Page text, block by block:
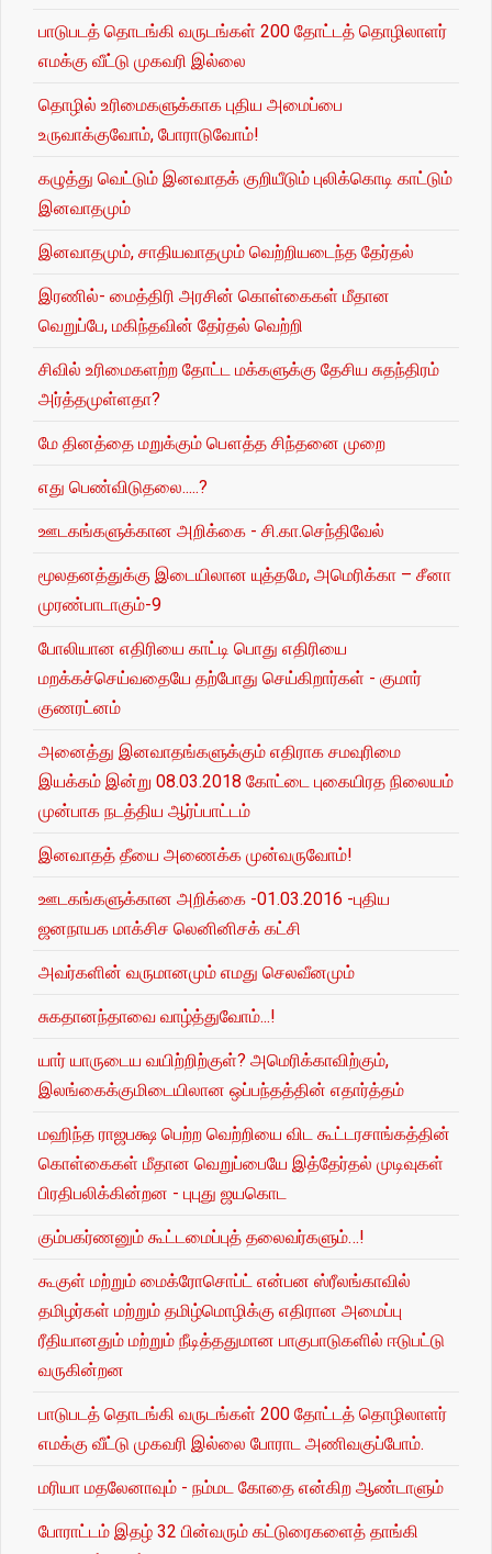
பாடுபடத் தொடங்கி வருடங்கள் 200 தோட்டத் தொழிலாளர்
எமக்கு வீட்டு முகவரி இல்லை
தொழில் உரிமைகளுக்காக புதிய அமைப்பை
உருவாக்குவோம், போராடுவோம்!
கழுத்து வெட்டும் இனவாதக் குறியீடும் புலிக்கொடி காட்டும்
இனவாதமும்
இனவாதமும், சாதியவாதமும் வெற்றியடைந்த தேர்தல்
இரணில்- மைத்திரி அரசின் கொள்கைகள் மீதான
வெறுப்பே, மகிந்தவின் தேர்தல் வெற்றி
சிவில் உரிமைகளற்ற தோட்ட மக்களுக்கு தேசிய சுதந்திரம்
அர்த்தமுள்ளதா?
மே தினத்தை மறுக்கும் பௌத்த சிந்தனை முறை
எது பெண்விடுதலை.....?
ஊடகங்களுக்கான அறிக்கை - சி.கா.செந்திவேல்
மூலதனத்துக்கு இடையிலான யுத்தமே, அமெரிக்கா – சீனா
முரண்பாடாகும்-9
போலியான எதிரியை காட்டி பொது எதிரியை
மறக்கச்செய்வதையே தற்போது செய்கிறார்கள் - குமார்
குணரட்னம்
அனைத்து இனவாதங்களுக்கும் எதிராக சமவுரிமை
இயக்கம் இன்று 08.03.2018 கோட்டை புகையிரத நிலையம்
முன்பாக நடத்திய ஆர்ப்பாட்டம்
இனவாதத் தீயை அணைக்க முன்வருவோம்!
ஊடகங்களுக்கான அறிக்கை -01.03.2016 -புதிய
ஜனநாயக மாக்சிச லெனினிசக் கட்சி
அவர்களின் வருமானமும் எமது செலவீனமும்
சுகதானந்தாவை வாழ்த்துவோம்...!
யார் யாருடைய வயிற்றிற்குள்? அமெரிக்காவிற்கும்,
இலங்கைக்குமிடையிலான ஒப்பந்தத்தின் எதார்த்தம்
மஹிந்த ராஜபக்ஷ பெற்ற வெற்றியை விட கூட்டரசாங்கத்தின்
கொள்கைகள் மீதான வெறுப்பையே இத்தேர்தல் முடிவுகள்
பிரதிபலிக்கின்றன - புபுது ஜயகொட
கும்பகர்ணனும் கூட்டமைப்புத் தலைவர்களும்…!
கூகுள் மற்றும் மைக்ரோசொப்ட் என்பன ஸ்ரீலங்காவில்
தமிழர்கள் மற்றும் தமிழ்மொழிக்கு எதிரான அமைப்பு
ரீதியானதும் மற்றும் நீடித்ததுமான பாகுபாடுகளில் ஈடுபட்டு
வருகின்றன
பாடுபடத் தொடங்கி வருடங்கள் 200 தோட்டத் தொழிலாளர்
எமக்கு வீட்டு முகவரி இல்லை போராட அணிவகுப்போம்.
மரியா மதலேனாவும் - நம்மட கோதை என்கிற ஆண்டாளும்
போராட்டம் இதழ் 32 பின்வரும் கட்டுரைகளைத் தாங்கி